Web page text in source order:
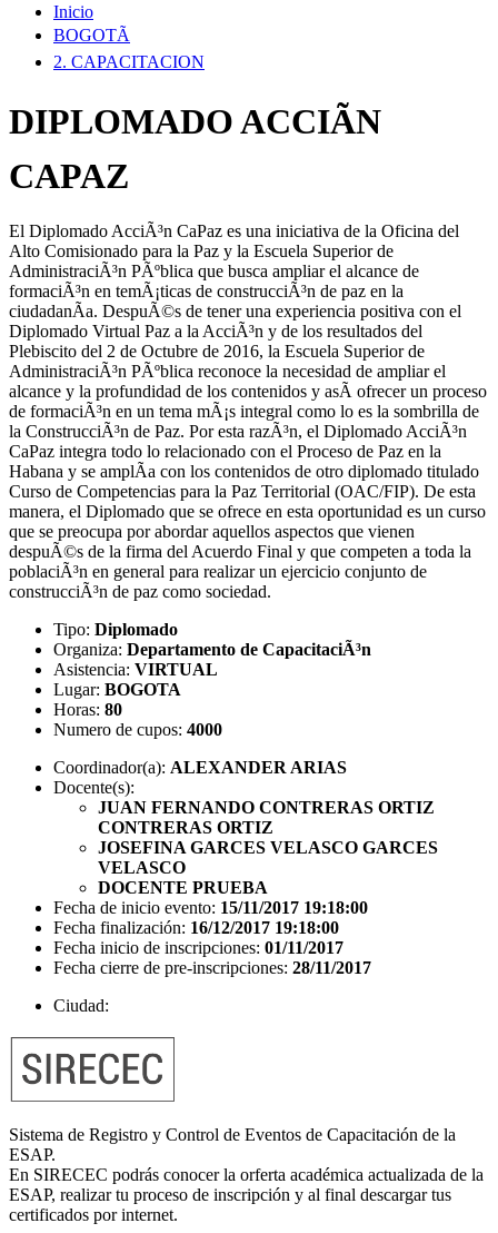
Inicio
BOGOTÃ
2. CAPACITACION
DIPLOMADO ACCIÃN
CAPAZ
El Diplomado AcciÃ³n CaPaz es una iniciativa de la Oficina del
Alto Comisionado para la Paz y la Escuela Superior de
AdministraciÃ³n PÃºblica que busca ampliar el alcance de
formaciÃ³n en temÃ¡ticas de construcciÃ³n de paz en la
ciudadanÃ­a. DespuÃ©s de tener una experiencia positiva con el
Diplomado Virtual Paz a la AcciÃ³n y de los resultados del
Plebiscito del 2 de Octubre de 2016, la Escuela Superior de
AdministraciÃ³n PÃºblica reconoce la necesidad de ampliar el
alcance y la profundidad de los contenidos y asÃ­ ofrecer un proceso
de formaciÃ³n en un tema mÃ¡s integral como lo es la sombrilla de
la ConstrucciÃ³n de Paz. Por esta razÃ³n, el Diplomado AcciÃ³n
CaPaz integra todo lo relacionado con el Proceso de Paz en la
Habana y se amplÃ­a con los contenidos de otro diplomado titulado
Curso de Competencias para la Paz Territorial (OAC/FIP). De esta
manera, el Diplomado que se ofrece en esta oportunidad es un curso
que se preocupa por abordar aquellos aspectos que vienen
despuÃ©s de la firma del Acuerdo Final y que competen a toda la
poblaciÃ³n en general para realizar un ejercicio conjunto de
construcciÃ³n de paz como sociedad.
Tipo: Diplomado
Organiza: Departamento de CapacitaciÃ³n
Asistencia: VIRTUAL
Lugar: BOGOTA
Horas: 80
Numero de cupos: 4000
Coordinador(a): ALEXANDER ARIAS
Docente(s):
JUAN FERNANDO CONTRERAS ORTIZ
CONTRERAS ORTIZ
JOSEFINA GARCES VELASCO GARCES
VELASCO
DOCENTE PRUEBA
Fecha de inicio evento: 15/11/2017 19:18:00
Fecha finalización: 16/12/2017 19:18:00
Fecha inicio de inscripciones: 01/11/2017
Fecha cierre de pre-inscripciones: 28/11/2017
Ciudad:
Sistema de Registro y Control de Eventos de Capacitación de la
ESAP.
En SIRECEC podrás conocer la orferta académica actualizada de la
ESAP, realizar tu proceso de inscripción y al final descargar tus
certificados por internet.